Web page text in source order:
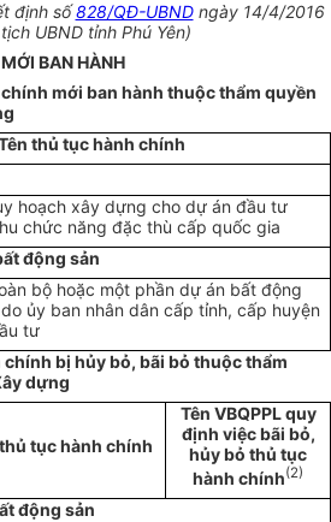
định số828/QĐ-UBNDngày 14/4/2016
UBND tỉnh Phú Yên)
BAN HÀNH
mới ban hành thuộc thẩm quyền
thủ tục hành chính
hoạch xây dựng cho dự án đầu tư
chức năng đặc thù cấp quốc gia
động sản
bộ hoặc một phần dự án bất động
ủy ban nhân dân cấp tỉnh, cấp huyện
tư
bị hủy bỏ, bãi bỏ thuộc thẩm
dựng
tục hành chính
Tên VBQPPL quy
định việc bãi bỏ,
hủy bỏ thủ tục
hành chính(2)
động sản